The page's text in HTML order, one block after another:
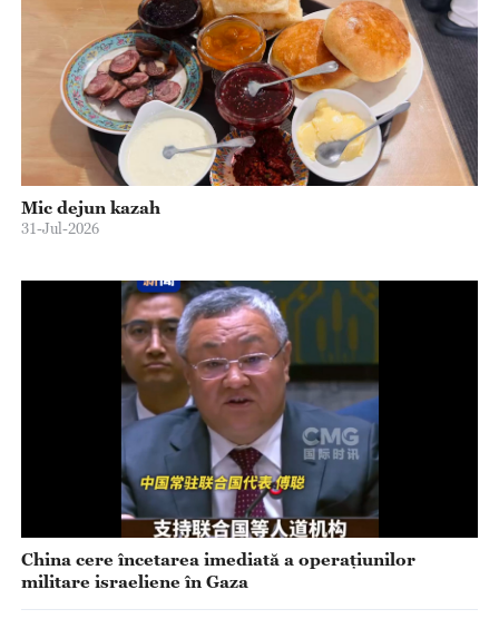
Mic dejun kazah
31-Jul-2026
China cere încetarea imediată a operațiunilor
militare israeliene în Gaza